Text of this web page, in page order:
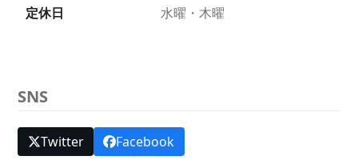
定休日
水曜・木曜
SNS
Twitter Facebook